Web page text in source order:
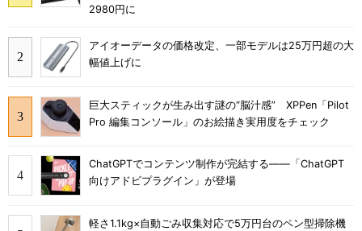
2980円に
アイオーデータの価格改定、一部モデルは25万円超の大
幅値上げに
巨大スティックが生み出す謎の“脳汁感” XPPen「Pilot
Pro 編集コンソール」のお絵描き実用度をチェック
ChatGPTでコンテンツ制作が完結する――「ChatGPT
向けアドビプラグイン」が登場
軽さ1.1kg×自動ごみ収集対応で5万円台のペン型掃除機